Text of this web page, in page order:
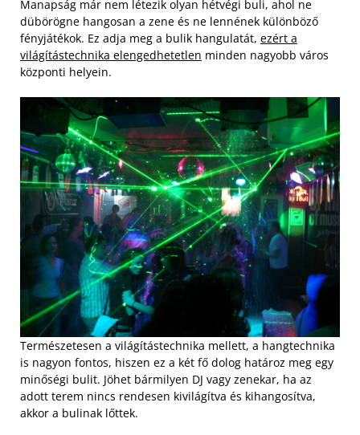
Manapság már nem létezik olyan hétvégi buli, ahol ne
dübörögne hangosan a zene és ne lennének különböző
fényjátékok. Ez adja meg a bulik hangulatát, ezért a
világítástechnika elengedhetetlen minden nagyobb város
központi helyein.
Természetesen a világítástechnika mellett, a hangtechnika
is nagyon fontos, hiszen ez a két fő dolog határoz meg egy
minőségi bulit. Jöhet bármilyen DJ vagy zenekar, ha az
adott terem nincs rendesen kivilágítva és kihangosítva,
akkor a bulinak lőttek.